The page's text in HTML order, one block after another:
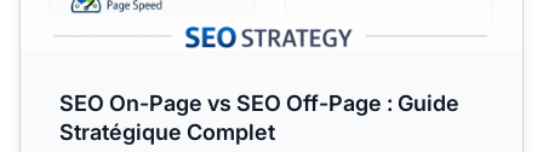
SEO On-Page vs SEO Off-Page : Guide
Stratégique Complet